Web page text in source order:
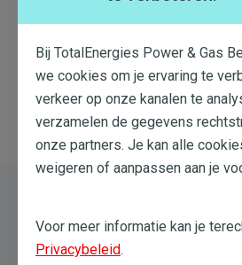
Duurzaam EV
Ook om te lezen
Bij TotalEnergies Power & Gas
we cookies om je ervaring te
verkeer op onze kanalen te
verzamelen de gegevens
onze partners. Je kan alle
weigeren of aanpassen aan je
Voor meer informatie kan je
Privacybeleid.